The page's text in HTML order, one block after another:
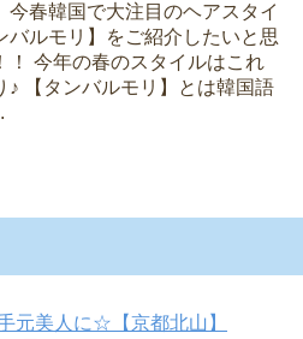
今春韓国で大注目のヘアスタイ
バルモリ】をご紹介したいと思
！ 今年の春のスタイルはこれ
♪ 【タンバルモリ】とは韓国語
元美人に☆【京都北山】